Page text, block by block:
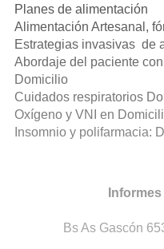
Planes de alimentación
Alimentación Artesanal,
Estrategias invasivas de
Abordaje del paciente
Domicilio
Cuidados respiratorios
Oxígeno y VNI en
Insomnio y polifarmacia:
Bs As Gascón